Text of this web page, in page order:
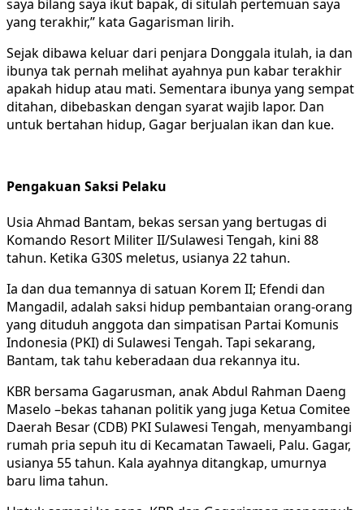
saya bilang saya ikut bapak, di situlah pertemuan saya
yang terakhir,” kata Gagarisman lirih.
Sejak dibawa keluar dari penjara Donggala itulah, ia dan
ibunya tak pernah melihat ayahnya pun kabar terakhir
apakah hidup atau mati. Sementara ibunya yang sempat
ditahan, dibebaskan dengan syarat wajib lapor. Dan
untuk bertahan hidup, Gagar berjualan ikan dan kue.
Pengakuan Saksi Pelaku
Usia Ahmad Bantam, bekas sersan yang bertugas di
Komando Resort Militer II/Sulawesi Tengah, kini 88
tahun. Ketika G30S meletus, usianya 22 tahun.
Ia dan dua temannya di satuan Korem II; Efendi dan
Mangadil, adalah saksi hidup pembantaian orang-orang
yang dituduh anggota dan simpatisan Partai Komunis
Indonesia (PKI) di Sulawesi Tengah. Tapi sekarang,
Bantam, tak tahu keberadaan dua rekannya itu.
KBR bersama Gagarusman, anak Abdul Rahman Daeng
Maselo –bekas tahanan politik yang juga Ketua Comitee
Daerah Besar (CDB) PKI Sulawesi Tengah, menyambangi
rumah pria sepuh itu di Kecamatan Tawaeli, Palu. Gagar,
usianya 55 tahun. Kala ayahnya ditangkap, umurnya
baru lima tahun.